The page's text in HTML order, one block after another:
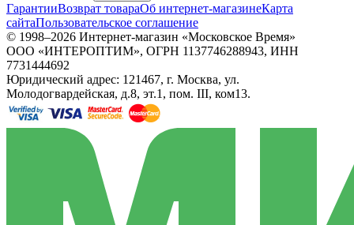
ГарантииВозврат товараОб интернет-магазинеКарта
сайтаПользовательское соглашение
© 1998–2026 Интернет-магазин «Московское Время»
ООО «ИНТЕРОПТИМ», ОГРН 1137746288943, ИНН
7731444692
Юридический адрес: 121467, г. Москва, ул.
Молодогвардейская, д.8, эт.1, пом. III, ком13.